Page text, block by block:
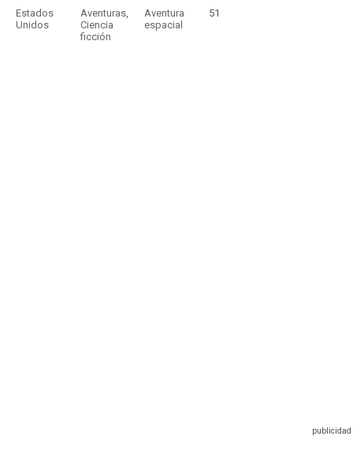
Estados
Unidos
Aventuras,
Ciencia
ficción
Aventura
espacial
51